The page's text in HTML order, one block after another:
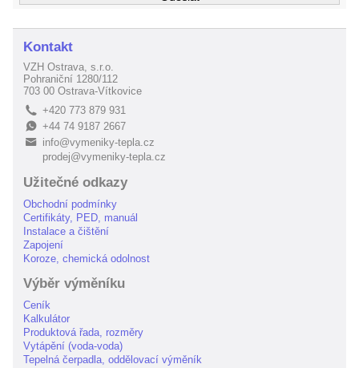
Kontakt
VZH Ostrava, s.r.o.
Pohraniční 1280/112
703 00 Ostrava-Vítkovice
L +420 773 879 931
E+44 74 9187 2667
B
info@vymeniky-tepla.cz
prodej@vymeniky-tepla.cz
Užitečné odkazy
Obchodní podmínky
Certifikáty, PED, manuál
Instalace a čištění
Zapojení
Koroze, chemická odolnost
Výběr výměníku
Ceník
Kalkulátor
Produktová řada, rozměry
Vytápění (voda-voda)
Tepelná čerpadla, oddělovací výměník